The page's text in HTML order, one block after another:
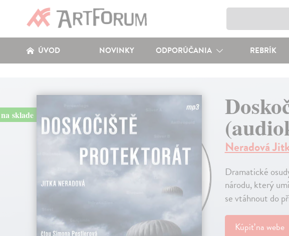
ÚVOD NOVINKY ODPORÚČANIA REBRÍK
na sklade
Neradová
Dramatické
národu, který
se vtáhnout do
Kúpiťna webe